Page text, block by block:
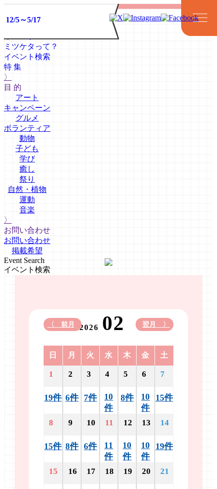
イベント
ミツケタって？
イベント検索
特 集
〉
目 的
アート
キャンペーン
グルメ
ボランティア
動物
子ども
学び
癒し
祭り
自然・植物
運動
音楽
〉
お問い合わせ
お問い合わせ
掲載希望
アート キャンペーン
子ども
Event Search
イベント検索
2026 02
〈 前月 翌月 〉
日 月 火 水 木 金 土
1
19件
2
6件
3
7件
4
10
件
5
8件
6
10
件
7
15件
8
15件
9
8件
10
6件
11
11
件
12
10
件
13
10
件
14
19件
15 16 17 18 19 20 21
2/12
2/12
2/12
1/31～2/15
1/10～2/23
12/20～3/20
12/12～3/13
12/6～3/22
12/5～5/17